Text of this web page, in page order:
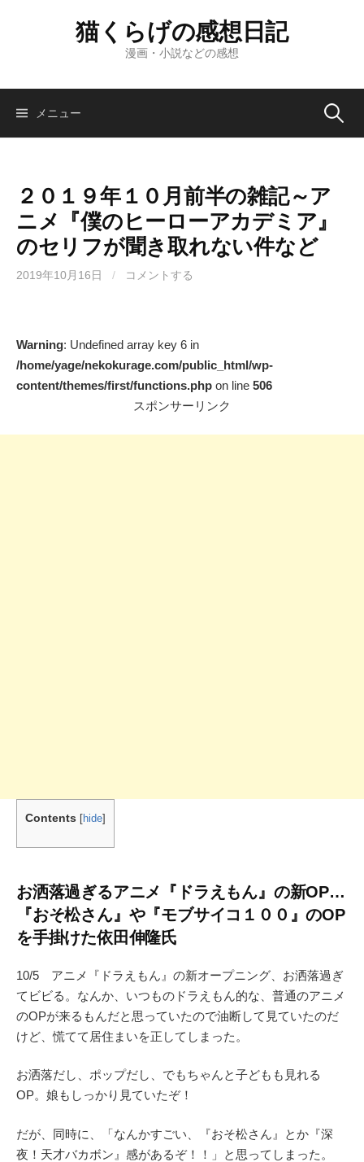
ツ
猫くらげの感想日記
漫画・小説などの感想
メニュー 検
２０１９年１０月前半の雑記～ア
ニメ『僕のヒーローアカデミア』
のセリフが聞き取れない件など
2019年10月16日 / コメントする
Warning: Undefined array key 6 in
/home/yage/nekokurage.com/public_html/wp-
content/themes/first/functions.php on line 506
スポンサーリンク
Contents [hide]
お洒落過ぎるアニメ『ドラえもん』の新OP…
『おそ松さん』や『モブサイコ１００』のOP
を手掛けた依田伸隆氏
10/5 アニメ『ドラえもん』の新オープニング、お洒落過ぎ
てビビる。なんか、いつものドラえもん的な、普通のアニメ
のOPが来るもんだと思っていたので油断して見ていたのだ
けど、慌てて居住まいを正してしまった。
お洒落だし、ポップだし、でもちゃんと子どもも見れる
OP。娘もしっかり見ていたぞ！
だが、同時に、「なんかすごい、『おそ松さん』とか『深
夜！天才バカボン』感があるぞ！！」と思ってしまった。